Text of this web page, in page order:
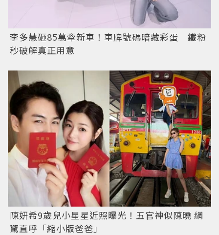
李多慧砸85萬牽新車！車牌號碼暗藏彩蛋 鐵粉
秒破解真正用意
陳妍希9歲兒小星星近照曝光！五官神似陳曉 網
驚直呼「縮小版爸爸」